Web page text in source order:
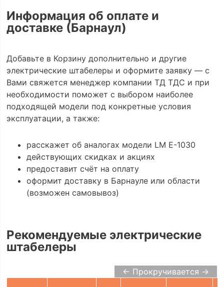
Информация об оплате и
доставке (Барнаул)
Добавьте в Корзину дополнительно и другие
электрические штабелеры и оформите заявку — с
Вами свяжется менеджер компании ТД ТДС и при
необходимости поможет с выбором наиболее
подходящей модели под конкретные условия
эксплуатации, а также:
расскажет об аналогах модели LM E-1030
действующих скидках и акциях
предоставит счёт на оплату
оформит доставку в Барнауле или области
(возможен самовывоз)
Рекомендуемые электрические
штабелеры
← Прокручивается →